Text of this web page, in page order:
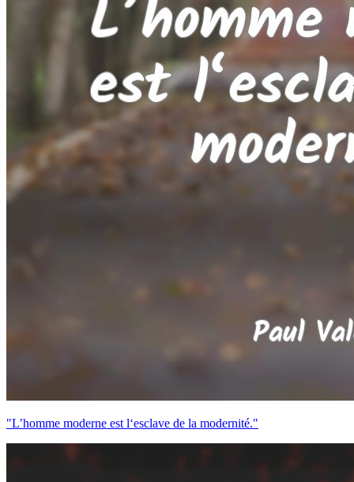
"L’homme moderne est l‘esclave de la modernité."